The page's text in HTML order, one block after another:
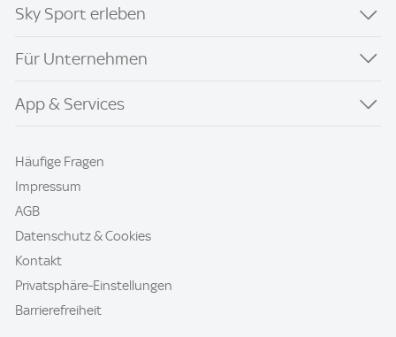
Sky Sport erleben
Für Unternehmen
App & Services
Häufige Fragen
Impressum
AGB
Datenschutz & Cookies
Kontakt
Privatsphäre-Einstellungen
Barrierefreiheit